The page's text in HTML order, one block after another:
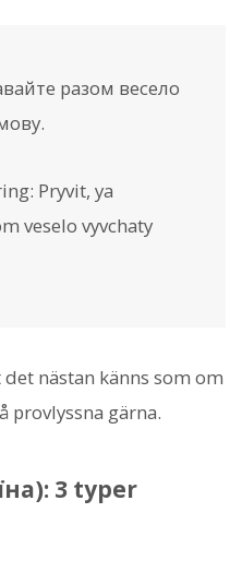
разом весело
Pryvit, ya
veselo vyvchaty
nästan känns som om
provlyssna gärna.
3 typer